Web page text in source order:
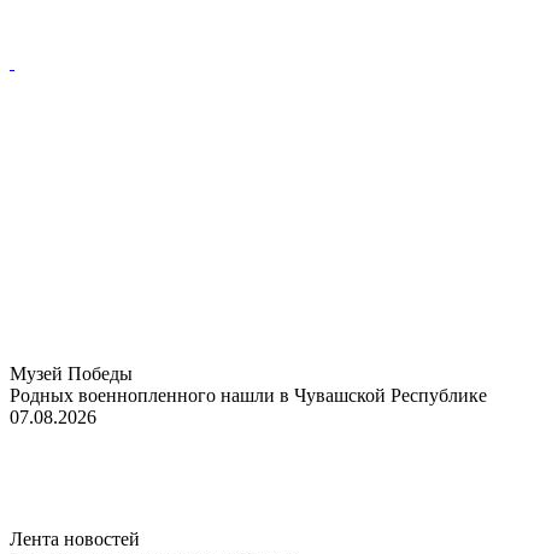
Музей Победы
Родных военнопленного нашли в Чувашской Республике
07.08.2026
Лента новостей